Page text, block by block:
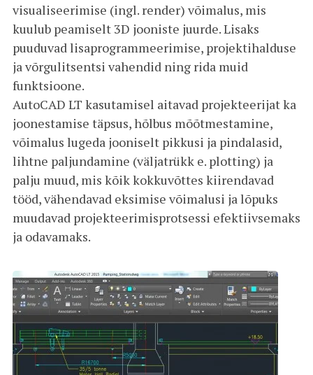
visualiseerimise (ingl. render) võimalus, mis
kuulub peamiselt 3D jooniste juurde. Lisaks
puuduvad lisaprogrammeerimise, projektihalduse
ja võrgulitsentsi vahendid ning rida muid
funktsioone.
AutoCAD LT kasutamisel aitavad projekteerijat ka
joonestamise täpsus, hõlbus mõõtmestamine,
võimalus lugeda jooniselt pikkusi ja pindalasid,
lihtne paljundamine (väljatrükk e. plotting) ja
palju muud, mis kõik kokkuvõttes kiirendavad
tööd, vähendavad eksimise võimalusi ja lõpuks
muudavad projekteerimisprotsessi efektiivsemaks
ja odavamaks.